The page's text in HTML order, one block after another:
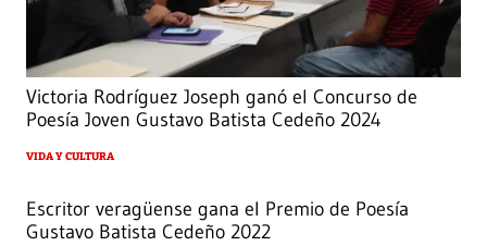
Victoria Rodríguez Joseph ganó el Concurso de
Poesía Joven Gustavo Batista Cedeño 2024
VIDA Y CULTURA
Escritor veragüense gana el Premio de Poesía
Gustavo Batista Cedeño 2022